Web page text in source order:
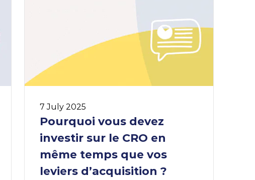
Découvrez comment CyberCité accompagne
Les Menuires dans une stratégie digitale
ambitieuse pour booster sa visibilité, été comme
hiver.
7 July 2025
Pourquoi vous devez
investir sur le CRO en
même temps que vos
leviers d’acquisition ?